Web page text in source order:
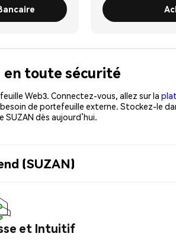
en toute sécurité
Web3. Connectez-vous, allez sur la
de portefeuille externe. Stockez-le
dès aujourd’hui.
(SUZAN)
et Intuitif